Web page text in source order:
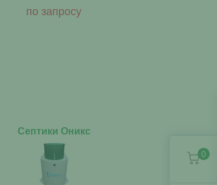
по запросу
Септики Оникс
0